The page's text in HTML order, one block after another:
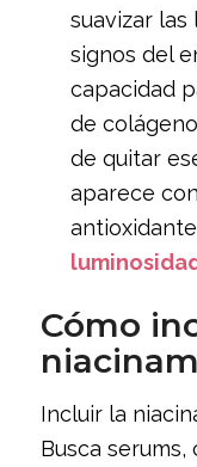
suavizar las
signos del
capacidad
de
de quitar
aparece
Cómo
Incluir la
Busca